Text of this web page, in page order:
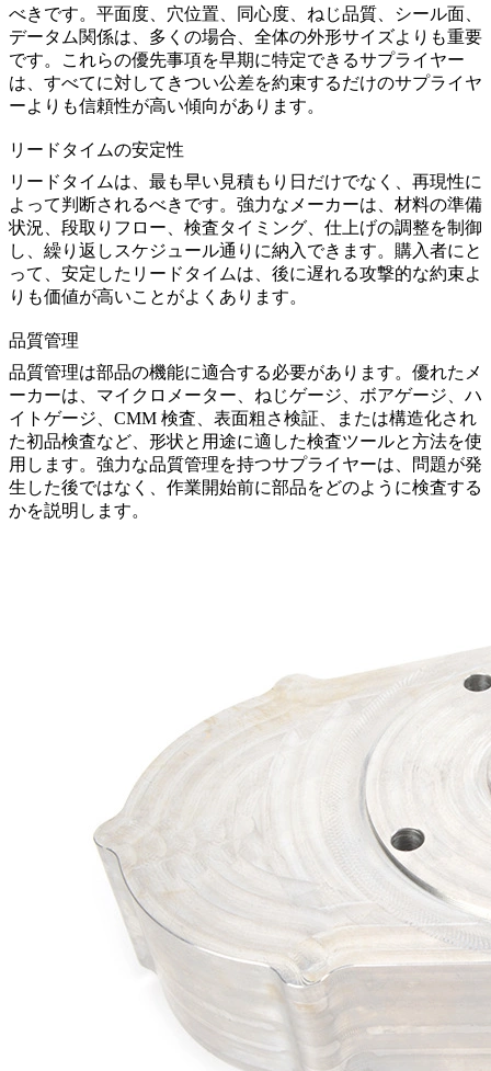
べきです。平面度、穴位置、同心度、ねじ品質、シール面、
データム関係は、多くの場合、全体の外形サイズよりも重要
です。これらの優先事項を早期に特定できるサプライヤー
は、すべてに対してきつい公差を約束するだけのサプライヤ
ーよりも信頼性が高い傾向があります。
リードタイムの安定性
リードタイムは、最も早い見積もり日だけでなく、再現性に
よって判断されるべきです。強力なメーカーは、材料の準備
状況、段取りフロー、検査タイミング、仕上げの調整を制御
し、繰り返しスケジュール通りに納入できます。購入者にと
って、安定したリードタイムは、後に遅れる攻撃的な約束よ
りも価値が高いことがよくあります。
品質管理
品質管理は部品の機能に適合する必要があります。優れたメ
ーカーは、マイクロメーター、ねじゲージ、ボアゲージ、ハ
イトゲージ、CMM 検査、表面粗さ検証、または構造化され
た初品検査など、形状と用途に適した検査ツールと方法を使
用します。強力な品質管理を持つサプライヤーは、問題が発
生した後ではなく、作業開始前に部品をどのように検査する
かを説明します。